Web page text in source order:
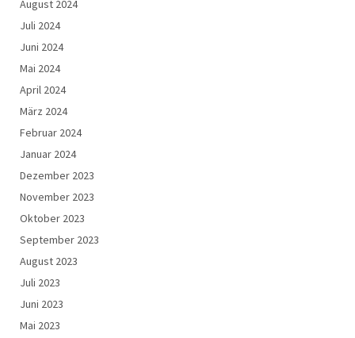
August 2024
Juli 2024
Juni 2024
Mai 2024
April 2024
März 2024
Februar 2024
Januar 2024
Dezember 2023
November 2023
Oktober 2023
September 2023
August 2023
Juli 2023
Juni 2023
Mai 2023